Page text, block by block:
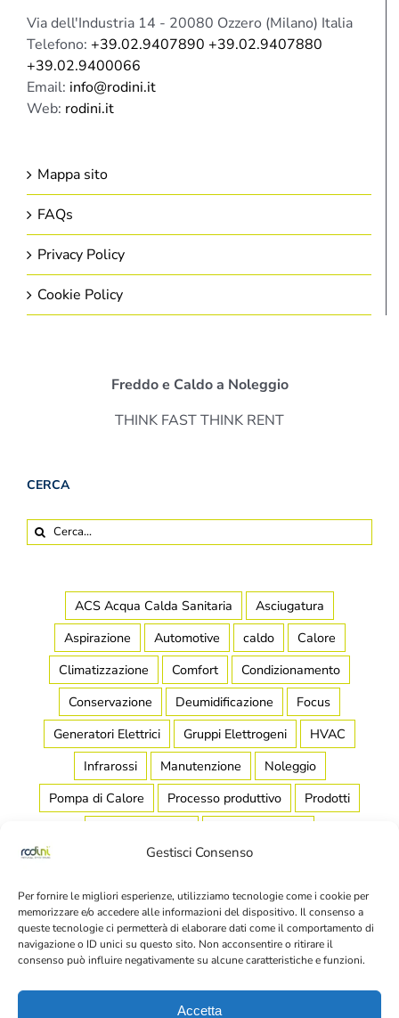
Gestisci Consenso
Per fornire le migliori esperienze, utilizziamo tecnologie come i cookie per
memorizzare e/o accedere alle informazioni del dispositivo. Il consenso a
queste tecnologie ci permetterà di elaborare dati come il comportamento di
navigazione o ID unici su questo sito. Non acconsentire o ritirare il
consenso può influire negativamente su alcune caratteristiche e funzioni.
Accetta
Via dell'Industria 14 - 20080 Ozzero (Milano) Italia
Telefono: +39.02.9407890 +39.02.9407880
+39.02.9400066
Email: info@rodini.it
Web: rodini.it
Mappa sito
FAQs
Privacy Policy
Cookie Policy
Freddo e Caldo a Noleggio
THINK FAST THINK RENT
CERCA
Cerca
per:
ACS Acqua Calda Sanitaria
Asciugatura
Aspirazione
Automotive caldo
Calore
Climatizzazione
Comfort
Condizionamento
Conservazione
Deumidificazione
Focus
Generatori Elettrici
Gruppi Elettrogeni
HVAC
Infrarossi
Manutenzione
Noleggio
Pompa di Calore
Processo produttivo
Prodotti
Refrigerazione Industriale
Riscaldamento
Salubrità
Scaldamassetto
Stagionatura
Stoccaggio
Teleriscaldamento
Temperatura
Tubi
Ultracold Umidità Vapore